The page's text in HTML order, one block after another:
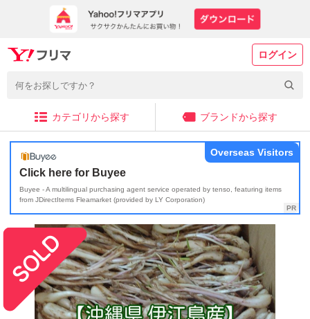
ログイン
カテゴリから探す ブランドから探す
Click here for Buyee
Buyee - A multilingual purchasing agent service operated by tenso, featuring items
from JDirectItems Fleamarket (provided by LY Corporation)
Overseas Visitors